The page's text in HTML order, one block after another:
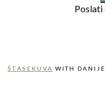
Poslati
ŠTASEKUVA WITH